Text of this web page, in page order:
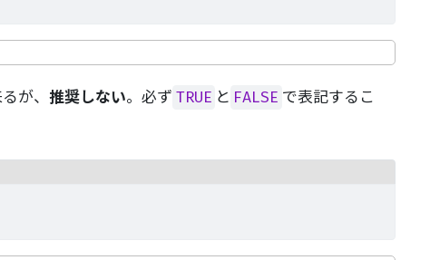
が、推奨しない。必ず TRUE と FALSE で表記するこ